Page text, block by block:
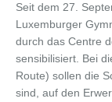
Seit dem 27.
Luxemburger
durch das Centre
sensibilisiert. Bei
Route) sollen die
sind, auf den